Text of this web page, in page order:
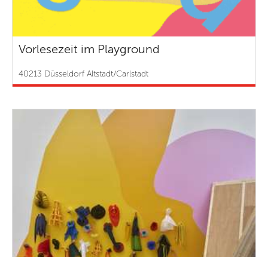
Vorlesezeit im Playground
40213 Düsseldorf Altstadt/Carlstadt